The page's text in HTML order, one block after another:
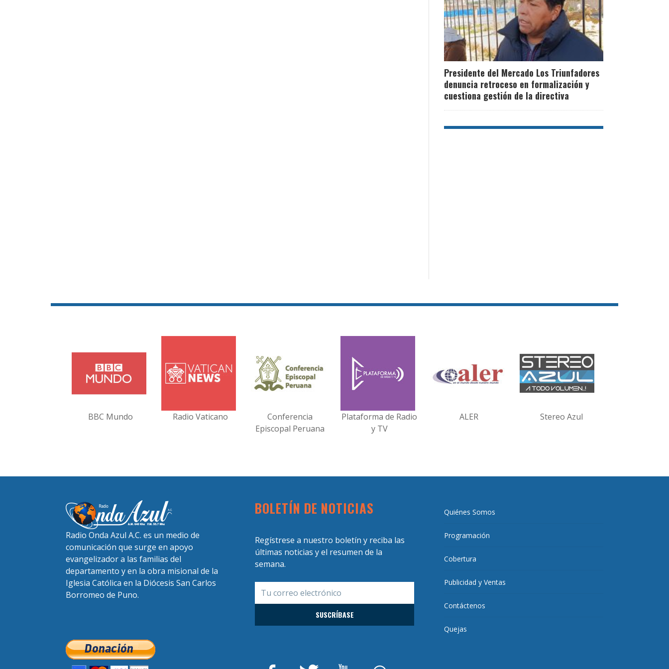
Presidente del Mercado Los Triunfadores
denuncia retroceso en formalización y
cuestiona gestión de la directiva
BBC Mundo Radio Vaticano
Conferencia
Episcopal Peruana
Plataforma de Radio
y TV
ALER Stereo Azul
Radio Onda Azul A.C. es un medio de
comunicación que surge en apoyo
evangelizador a las familias del
departamento y en la obra misional de la
Iglesia Católica en la Diócesis San Carlos
Borromeo de Puno.
BOLETÍN DE NOTICIAS
Regístrese a nuestro boletín y reciba las
últimas noticias y el resumen de la
semana.
Quiénes Somos
Programación
Cobertura
Publicidad y Ventas
Contáctenos
Quejas